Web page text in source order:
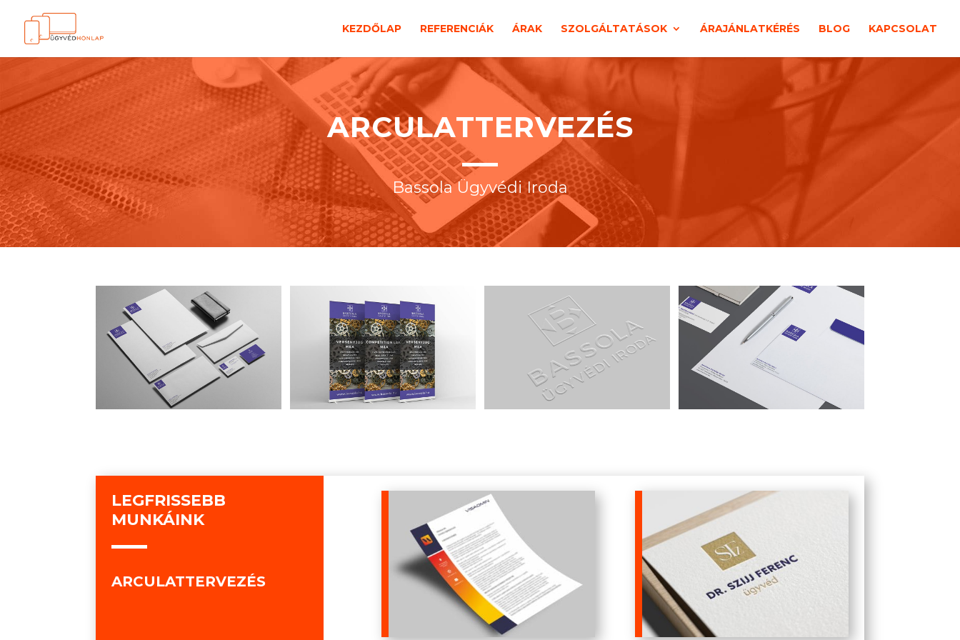
KEZDŐLAP REFERENCIÁK ÁRAK SZOLGÁLTATÁSOK ÁRAJÁNLATKÉRÉS BLOG KAPCSOLAT
ARCULATTERVEZÉS
Bassola Ügyvédi Iroda
LEGFRISSEBB
MUNKÁINK
ARCULATTERVEZÉS